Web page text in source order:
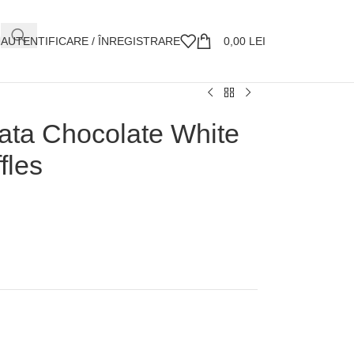
AUTENTIFICARE / ÎNREGISTRARE 0,00 LEI
Chocolate White